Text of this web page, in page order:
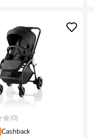
(0)
Cashback